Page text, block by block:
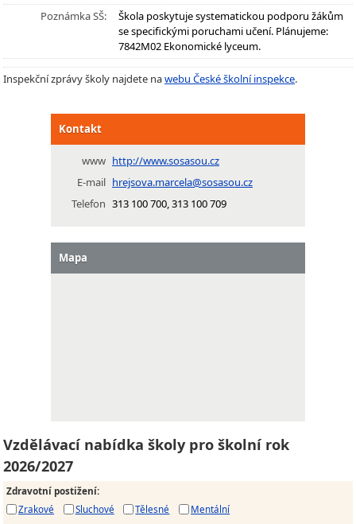
Poznámka SŠ:
Škola poskytuje systematickou podporu žákům
se specifickými poruchami učení. Plánujeme:
7842M02 Ekonomické lyceum.
Inspekční zprávy školy najdete nawebu České školní inspekce.
Kontakt
www http://www.sosasou.cz
E-mail hrejsova.marcela@sosasou.cz
Telefon 313 100 700, 313 100 709
Mapa
Vzdělávací nabídka školy pro školní rok
2026/2027
Zdravotní postižení:
Zrakové
Sluchové Tělesné
Mentální